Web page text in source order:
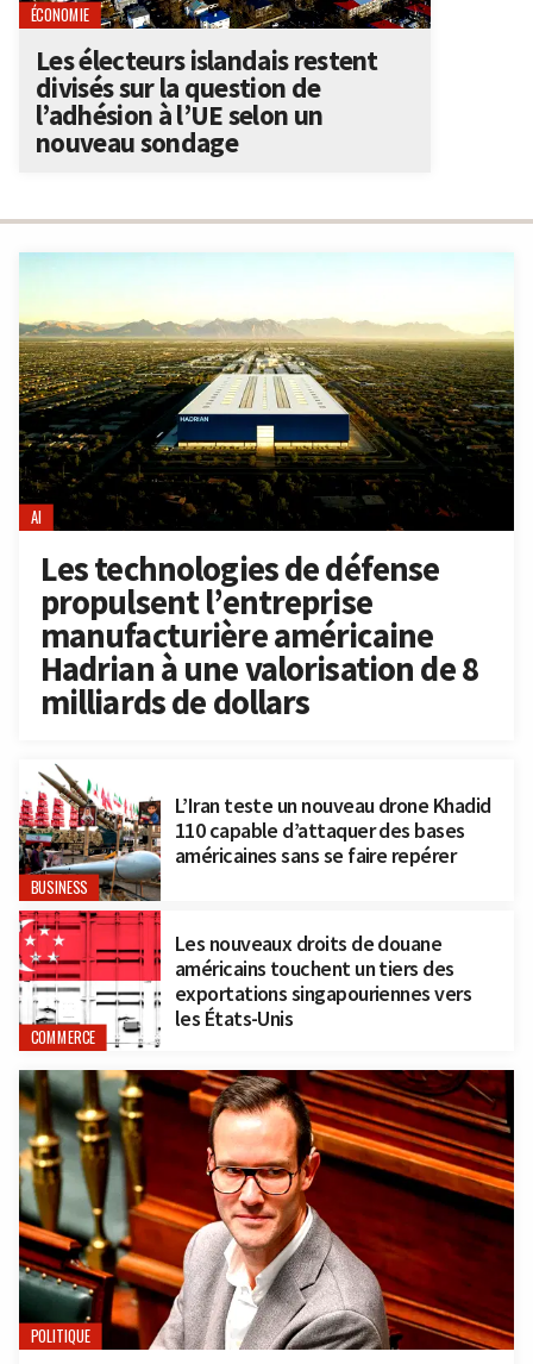
AI
Les technologies de défense
propulsent l’entreprise
manufacturière américaine
Hadrian à une valorisation de 8
milliards de dollars
BUSINESS
L’Iran teste un nouveau drone Khadid
110 capable d’attaquer des bases
américaines sans se faire repérer
COMMERCE
Les nouveaux droits de douane
américains touchent un tiers des
exportations singapouriennes vers
les États-Unis
POLITIQUE
ÉCONOMIE
Les électeurs islandais restent
divisés sur la question de
l’adhésion à l’UE selon un
nouveau sondage